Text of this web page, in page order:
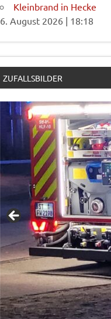
Kleinbrand in Hecke
6. August 2026 | 18:18
ZUFALLSBILDER